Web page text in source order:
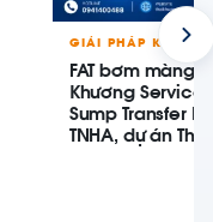
GIẢI PHÁP KỸ
FAT bơm màng
Khương
Sump Transfer
TNHA, dự án